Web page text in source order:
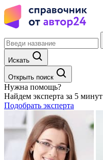
Искать
Открыть поиск
Нужна помощь?
Найдем эксперта за 5 минут
Подобрать эксперта